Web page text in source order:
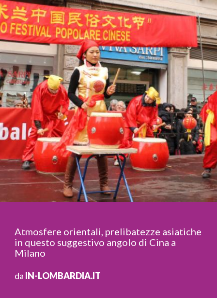
Atmosfere orientali, prelibatezze asiatiche
in questo suggestivo angolo di Cina a
Milano
da IN-LOMBARDIA.IT